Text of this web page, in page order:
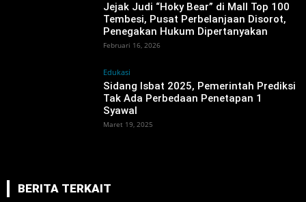
Jejak Judi “Hoky Bear” di Mall Top 100
Tembesi, Pusat Perbelanjaan Disorot,
Penegakan Hukum Dipertanyakan ‎
Februari 16, 2026
Edukasi
Sidang Isbat 2025, Pemerintah Prediksi
Tak Ada Perbedaan Penetapan 1
Syawal
Maret 19, 2025
BERITA TERKAIT